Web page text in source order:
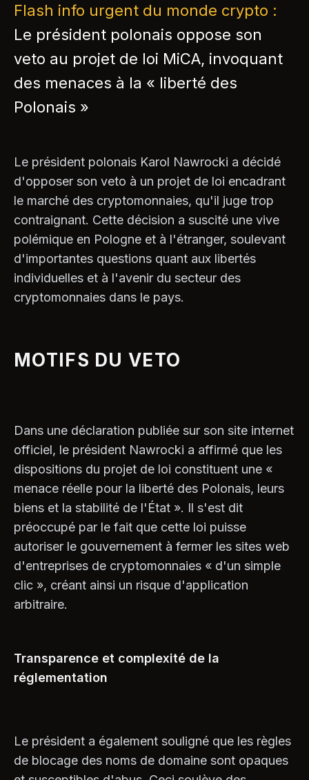
Flash info urgent du monde crypto :
Le président polonais oppose son
veto au projet de loi MiCA, invoquant
des menaces à la « liberté des
Polonais »
Le président polonais Karol Nawrocki a décidé
d'opposer son veto à un projet de loi encadrant
le marché des cryptomonnaies, qu'il juge trop
contraignant. Cette décision a suscité une vive
polémique en Pologne et à l'étranger, soulevant
d'importantes questions quant aux libertés
individuelles et à l'avenir du secteur des
cryptomonnaies dans le pays.
MOTIFS DU VETO
Dans une déclaration publiée sur son site internet
officiel, le président Nawrocki a affirmé que les
dispositions du projet de loi constituent une «
menace réelle pour la liberté des Polonais, leurs
biens et la stabilité de l'État ». Il s'est dit
préoccupé par le fait que cette loi puisse
autoriser le gouvernement à fermer les sites web
d'entreprises de cryptomonnaies « d'un simple
clic », créant ainsi un risque d'application
arbitraire.
Transparence et complexité de la
réglementation
Le président a également souligné que les règles
de blocage des noms de domaine sont opaques